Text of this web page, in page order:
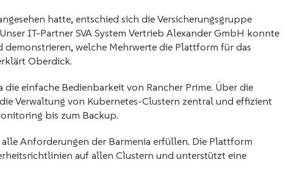
hatte, entschied sich die Versicherungsgruppe
IT-Partner SVA System Vertrieb Alexander GmbH konnte
welche Mehrwerte die Plattform für das
Oberdick.
die einfache Bedienbarkeit von Rancher Prime. Über die
Verwaltung von Kubernetes-Clustern zentral und effizient
bis zum Backup.
Anforderungen der Barmenia erfüllen. Die Plattform
auf allen Clustern und unterstützt eine